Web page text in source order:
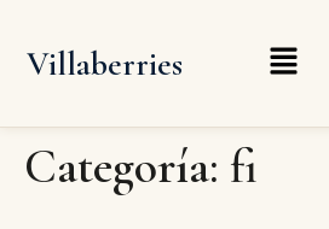
Villaberries
Categoría: fi